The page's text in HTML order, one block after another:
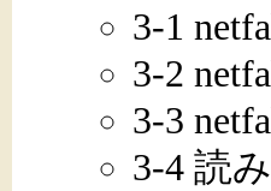
3-1
3-2
3-3
3-4 読